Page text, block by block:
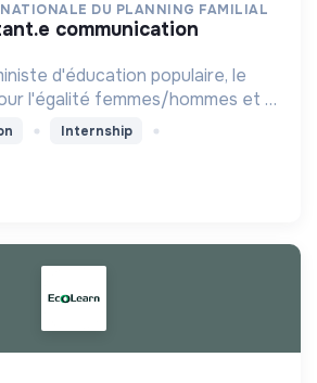
DU PLANNING FAMILIAL
d'éducation populaire, le
l'égalité femmes/hommes et la
personne de vivre une
Internship